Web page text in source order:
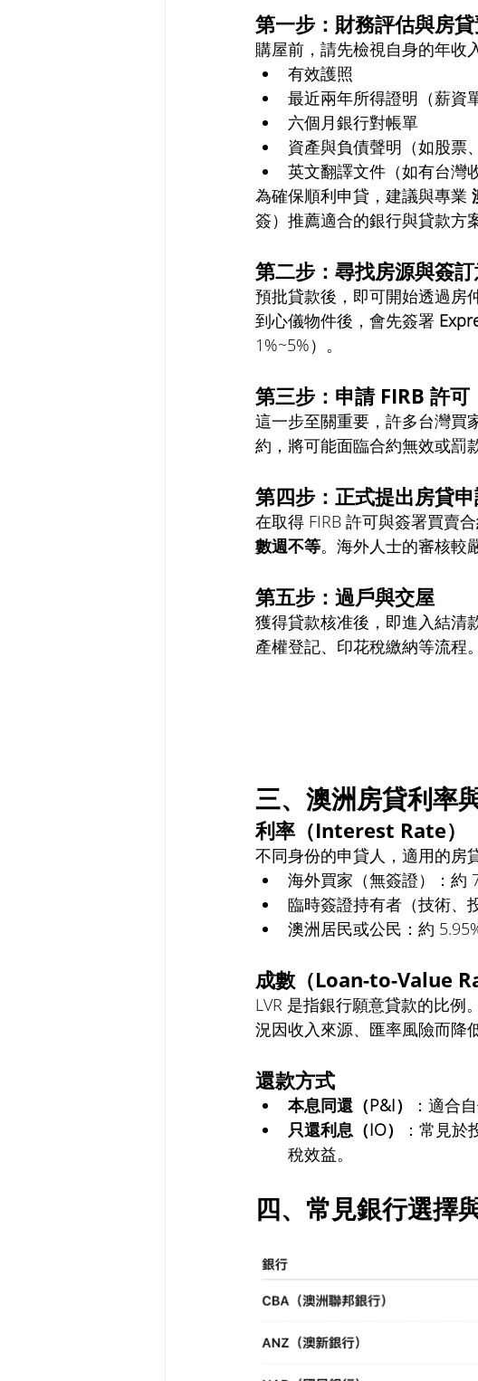
第一步：財務評估與房
購屋前，請先檢視自身的年收
有效護照
最近兩年所得證明（薪資
六個月銀行對帳單
資產與負債聲明（如股票
英文翻譯文件（如有台灣
為確保順利申貸，建議與專業
簽）推薦適合的銀行與貸款方案
第二步：尋找房源與簽訂
預批貸款後，即可開始透過房
到心儀物件後，會先簽署
1%~5%）。
第三步：申請 FIRB 許可
這一步至關重要，許多台灣買
約，將可能面臨合約無效或罰
第四步：正式提出房貸
在取得 FIRB 許可與簽署買賣
數週不等。海外人士的審核較
第五步：過戶與交屋
獲得貸款核准後，即進入結清
產權登記、印花稅繳納等流程。
三、澳洲房貸利率
利率（Interest Rate）
不同身份的申貸人，適用的房
海外買家（無簽證）：約
臨時簽證持有者（技術、
澳洲居民或公民：約
成數（Loan-to-Value
LVR 是指銀行願意貸款的比例
況因收入來源、匯率風險而降
還款方式
本息同還（P&I）
：適合
只還利息（IO）
：常見
稅效益。
四、常見銀行選擇